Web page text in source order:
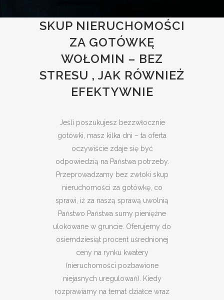
SKUP NIERUCHOMOŚCI
ZA GOTÓWKĘ
WOŁOMIN – BEZ
STRESU , JAK RÓWNIEŻ
EFEKTYWNIE
Jeśli poszukujesz bezzwłocznie
gotówki, masz kilka dni – ta oferta
oczywiście zdaje się być
odpowiedzią na Państwa potrzeby.
Przeprowadzamy bez zwłoki skup
nieruchomości za gotówkę, co
sprawi, iż za naszą sprawą uwolnią
Państwo Państwa sumy pieniężne
ulokowane w gruncie. Oferujemy do
osiemdziesiąt procent uśrednionej
ceny na rynku kwatery
(nieruchomości pozbawione
niejasnych uregulowań). Kiedy
rozprawiamy na temat działce wraz